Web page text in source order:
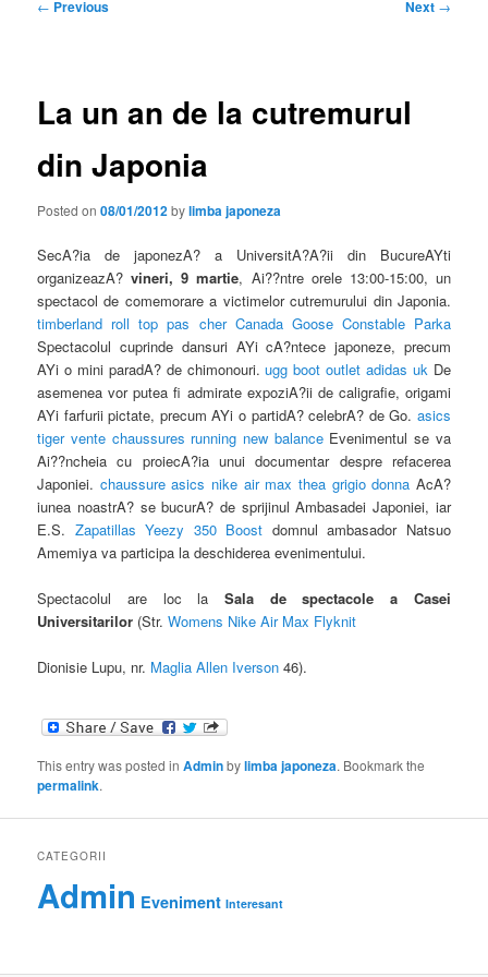
← Previous Next →
La un an de la cutremurul
din Japonia
Posted on08/01/2012bylimba japoneza
SecA?ia de japonezA? a UniversitA?A?ii din BucureAYti
organizeazA?vineri, 9 martie, Ai??ntre orele 13:00-15:00, un
spectacol de comemorare a victimelor cutremurului din Japonia.
timberland roll top pas cher Canada Goose Constable Parka
Spectacolul cuprinde dansuri AYi cA?ntece japoneze, precum
AYi o mini paradA? de chimonouri.ugg boot outlet adidas uk De
asemenea vor putea fi admirate expoziA?ii de caligrafie, origami
AYi farfurii pictate, precum AYi o partidA? celebrA? de Go. asics
tiger vente chaussures running new balanceEvenimentul se va
Ai??ncheia cu proiecA?ia unui documentar despre refacerea
Japoniei. chaussure asics nike air max thea grigio donna AcA?
iunea noastrA? se bucurA? de sprijinul Ambasadei Japoniei, iar
E.S. Zapatillas Yeezy 350 Boost domnul ambasador Natsuo
Amemiya va participa la deschiderea evenimentului.
Spectacolul are loc la Sala de spectacole a Casei
Universitarilor (Str.Womens Nike Air Max Flyknit
Dionisie Lupu, nr. Maglia Allen Iverson 46).
This entry was posted inAdminbylimba japoneza. Bookmark the
permalink.
CATEGORII
Admin Eveniment Interesant